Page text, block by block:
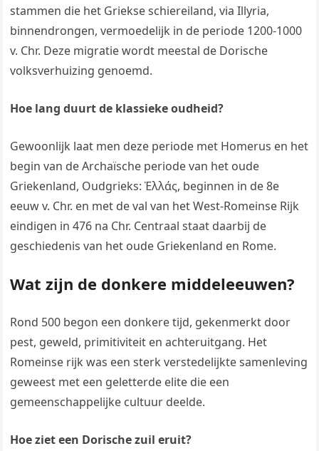
stammen die het Griekse schiereiland, via Illyria,
binnendrongen, vermoedelijk in de periode 1200-1000
v. Chr. Deze migratie wordt meestal de Dorische
volksverhuizing genoemd.
Hoe lang duurt de klassieke oudheid?
Gewoonlijk laat men deze periode met Homerus en het
begin van de Archaïsche periode van het oude
Griekenland, Oudgrieks: Ἑλλάς, beginnen in de 8e
eeuw v. Chr. en met de val van het West-Romeinse Rijk
eindigen in 476 na Chr. Centraal staat daarbij de
geschiedenis van het oude Griekenland en Rome.
Wat zijn de donkere middeleeuwen?
Rond 500 begon een donkere tijd, gekenmerkt door
pest, geweld, primitiviteit en achteruitgang. Het
Romeinse rijk was een sterk verstedelijkte samenleving
geweest met een geletterde elite die een
gemeenschappelijke cultuur deelde.
Hoe ziet een Dorische zuil eruit?